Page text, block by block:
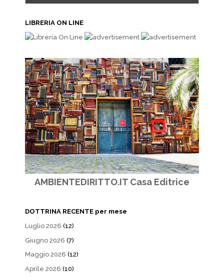
LIBRERIA ON LINE
AMBIENTEDIRITTO.IT Casa Editrice
DOTTRINA RECENTE per mese
Luglio 2026 (12)
Giugno 2026 (7)
Maggio 2026 (12)
Aprile 2026 (10)